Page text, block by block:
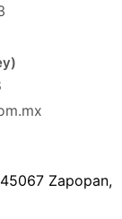
Zapopan,